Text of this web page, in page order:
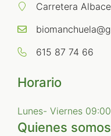
Carretera
615 87 74 66
Horario
Lunes- Viernes
Quienes somos